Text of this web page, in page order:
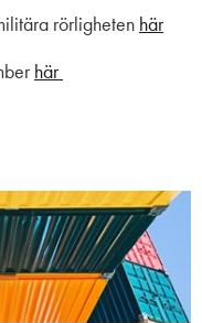
rörligheten här
här